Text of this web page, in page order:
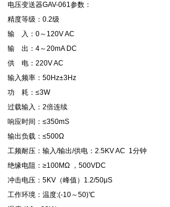
电压变送器GAV-061参数：
精度等级：0.2级
输 入：0～120V AC
输 出：4～20mA DC
供 电：220V AC
输入频率：50Hz±3Hz
功 耗：≤3W
过载输入：2倍连续
响应时间：≤350mS
输出负载：≤500Ω
工频耐压：输入/输出/供电：2.5KV AC 1分钟
绝缘电阻：≥100MΩ ，500VDC
冲击电压：5KV（峰值）1.2/50μS
工作环境：温度:(-10～50)℃